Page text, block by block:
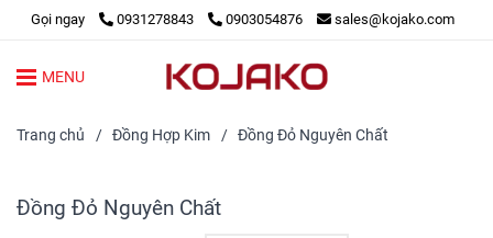
Gọi ngay 0931278843 0903054876 sales@kojako.com
MENU
Trang chủ / Đồng Hợp Kim / Đồng Đỏ Nguyên Chất
Đồng Đỏ Nguyên Chất